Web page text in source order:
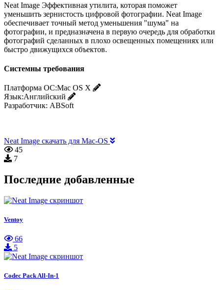
Neat Image Эффективная утилита, которая поможет
уменьшить зернистость цифровой фотографии. Neat Image
обеспечивает точный метод уменьшения "шума" на
фотографии, и предназначена в первую очередь для обработки
фотографий сделанных в плохо освещенных помещениях или
быстро движущихся объектов.
Системны требования
Платформа ОС:Mac OS X
Язык:Английский
Разработчик: ABSoft
Neat Image скачать для Mac-OS
45
7
Последние добавленные
Ventoy
66
5
Codec Pack All-In-1